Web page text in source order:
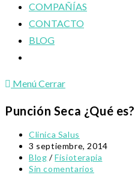
COMPAÑÍAS
CONTACTO
BLOG
de
la
MenúCerrar
Punción Seca ¿Qué es?
Autor
de
la
entrada:
Clinica Salus
Publicación
de
la
3 septiembre, 2014
Categoría
de
Blog / Fisioterapia
Comentarios
Sin comentarios